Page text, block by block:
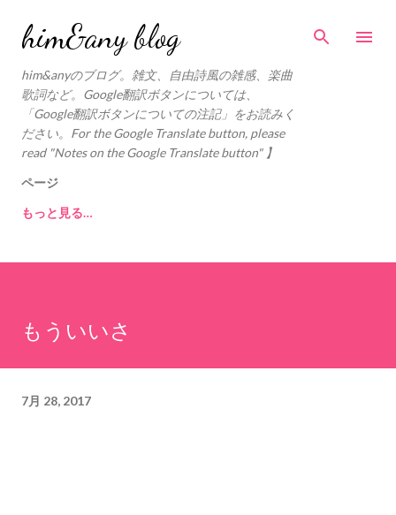
スキップしてメイン コンテンツに移動
him&any blog
him&anyのブログ。雑文、自由詩風の雑感、楽曲
歌詞など。Google翻訳ボタンについては、
「Google翻訳ボタンについての注記」をお読みく
ださい。For the Google Translate button, please
read "Notes on the Google Translate button" 】
ページ
もっと見る…
もういいさ
7月 28, 2017